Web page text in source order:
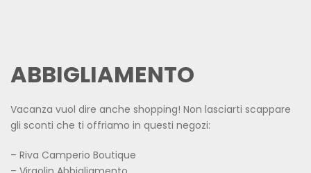
ABBIGLIAMENTO
Vacanza vuol dire anche shopping! Non lasciarti scappare
gli sconti che ti offriamo in questi negozi:
– Riva Camperio Boutique